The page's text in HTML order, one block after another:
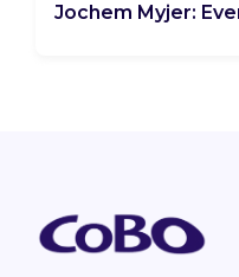
Jochem Myjer: